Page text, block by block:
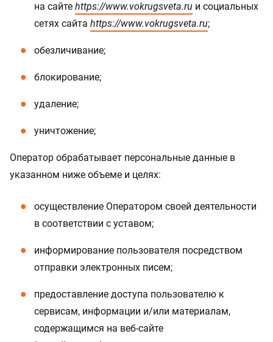
на сайте https://www.vokrugsveta.ru и социальных
сетях сайта https://www.vokrugsveta.ru;
обезличивание;
блокирование;
удаление;
уничтожение;
Оператор обрабатывает персональные данные в
указанном ниже объеме и целях:
осуществление Оператором своей деятельности
в соответствии с уставом;
информирование пользователя посредством
отправки электронных писем;
предоставление доступа пользователю к
сервисам, информации и/или материалам,
содержащимся на веб-сайте